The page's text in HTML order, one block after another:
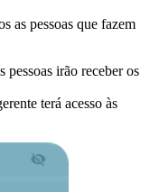
as pessoas que fazem
pessoas irão receber os
terá acesso às